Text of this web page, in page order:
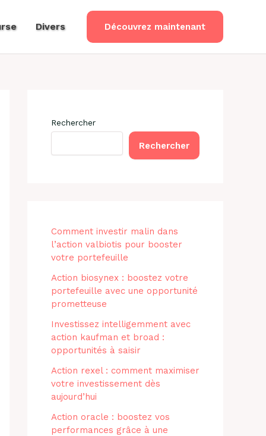
Divers Découvrez maintenant
Rechercher
Rechercher
Comment investir malin dans
l’action valbiotis pour booster
votre portefeuille
Action biosynex : boostez votre
portefeuille avec une opportunité
prometteuse
Investissez intelligemment avec
action kaufman et broad :
opportunités à saisir
Action rexel : comment maximiser
votre investissement dès
aujourd’hui
Action oracle : boostez vos
performances grâce à une